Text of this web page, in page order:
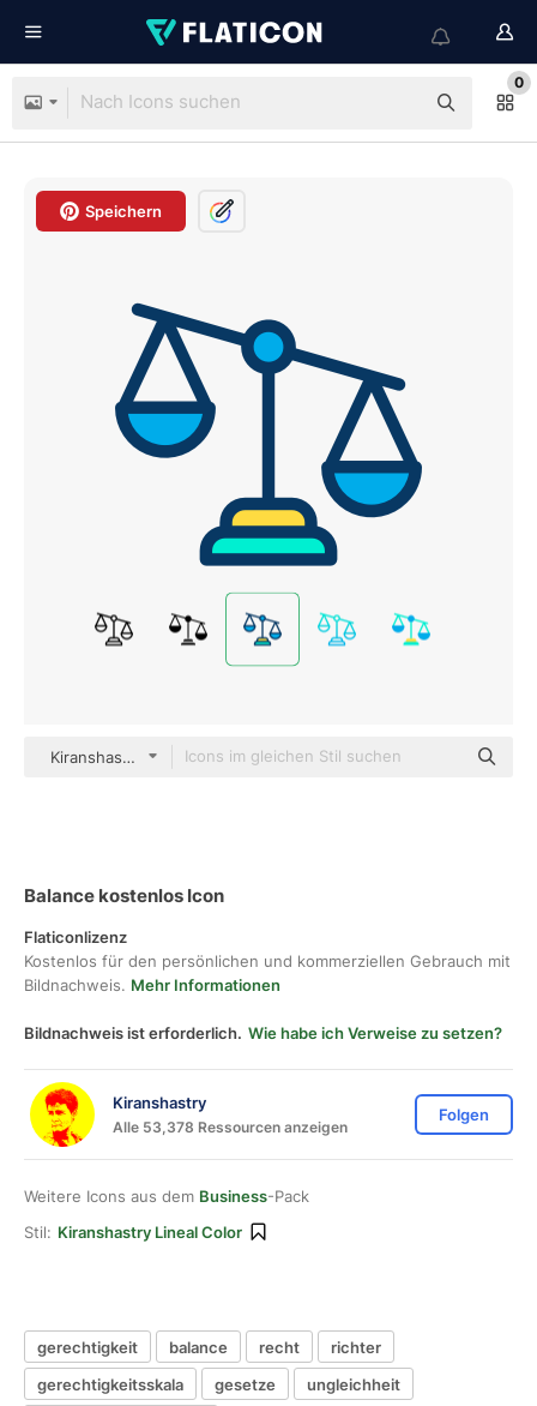
0
Speichern
Kiranshastry Lineal Color
Balance kostenlos Icon
Flaticonlizenz
Kostenlos für den persönlichen und kommerziellen Gebrauch mit
Bildnachweis. Mehr Informationen
Bildnachweis ist erforderlich. Wie habe ich Verweise zu setzen?
Kiranshastry
Alle 53,378 Ressourcen anzeigen
Folgen
Weitere Icons aus dem Business-Pack
Stil: Kiranshastry Lineal Color
gerechtigkeit balance recht
richter
gerechtigkeitsskala
gesetze
ungleichheit